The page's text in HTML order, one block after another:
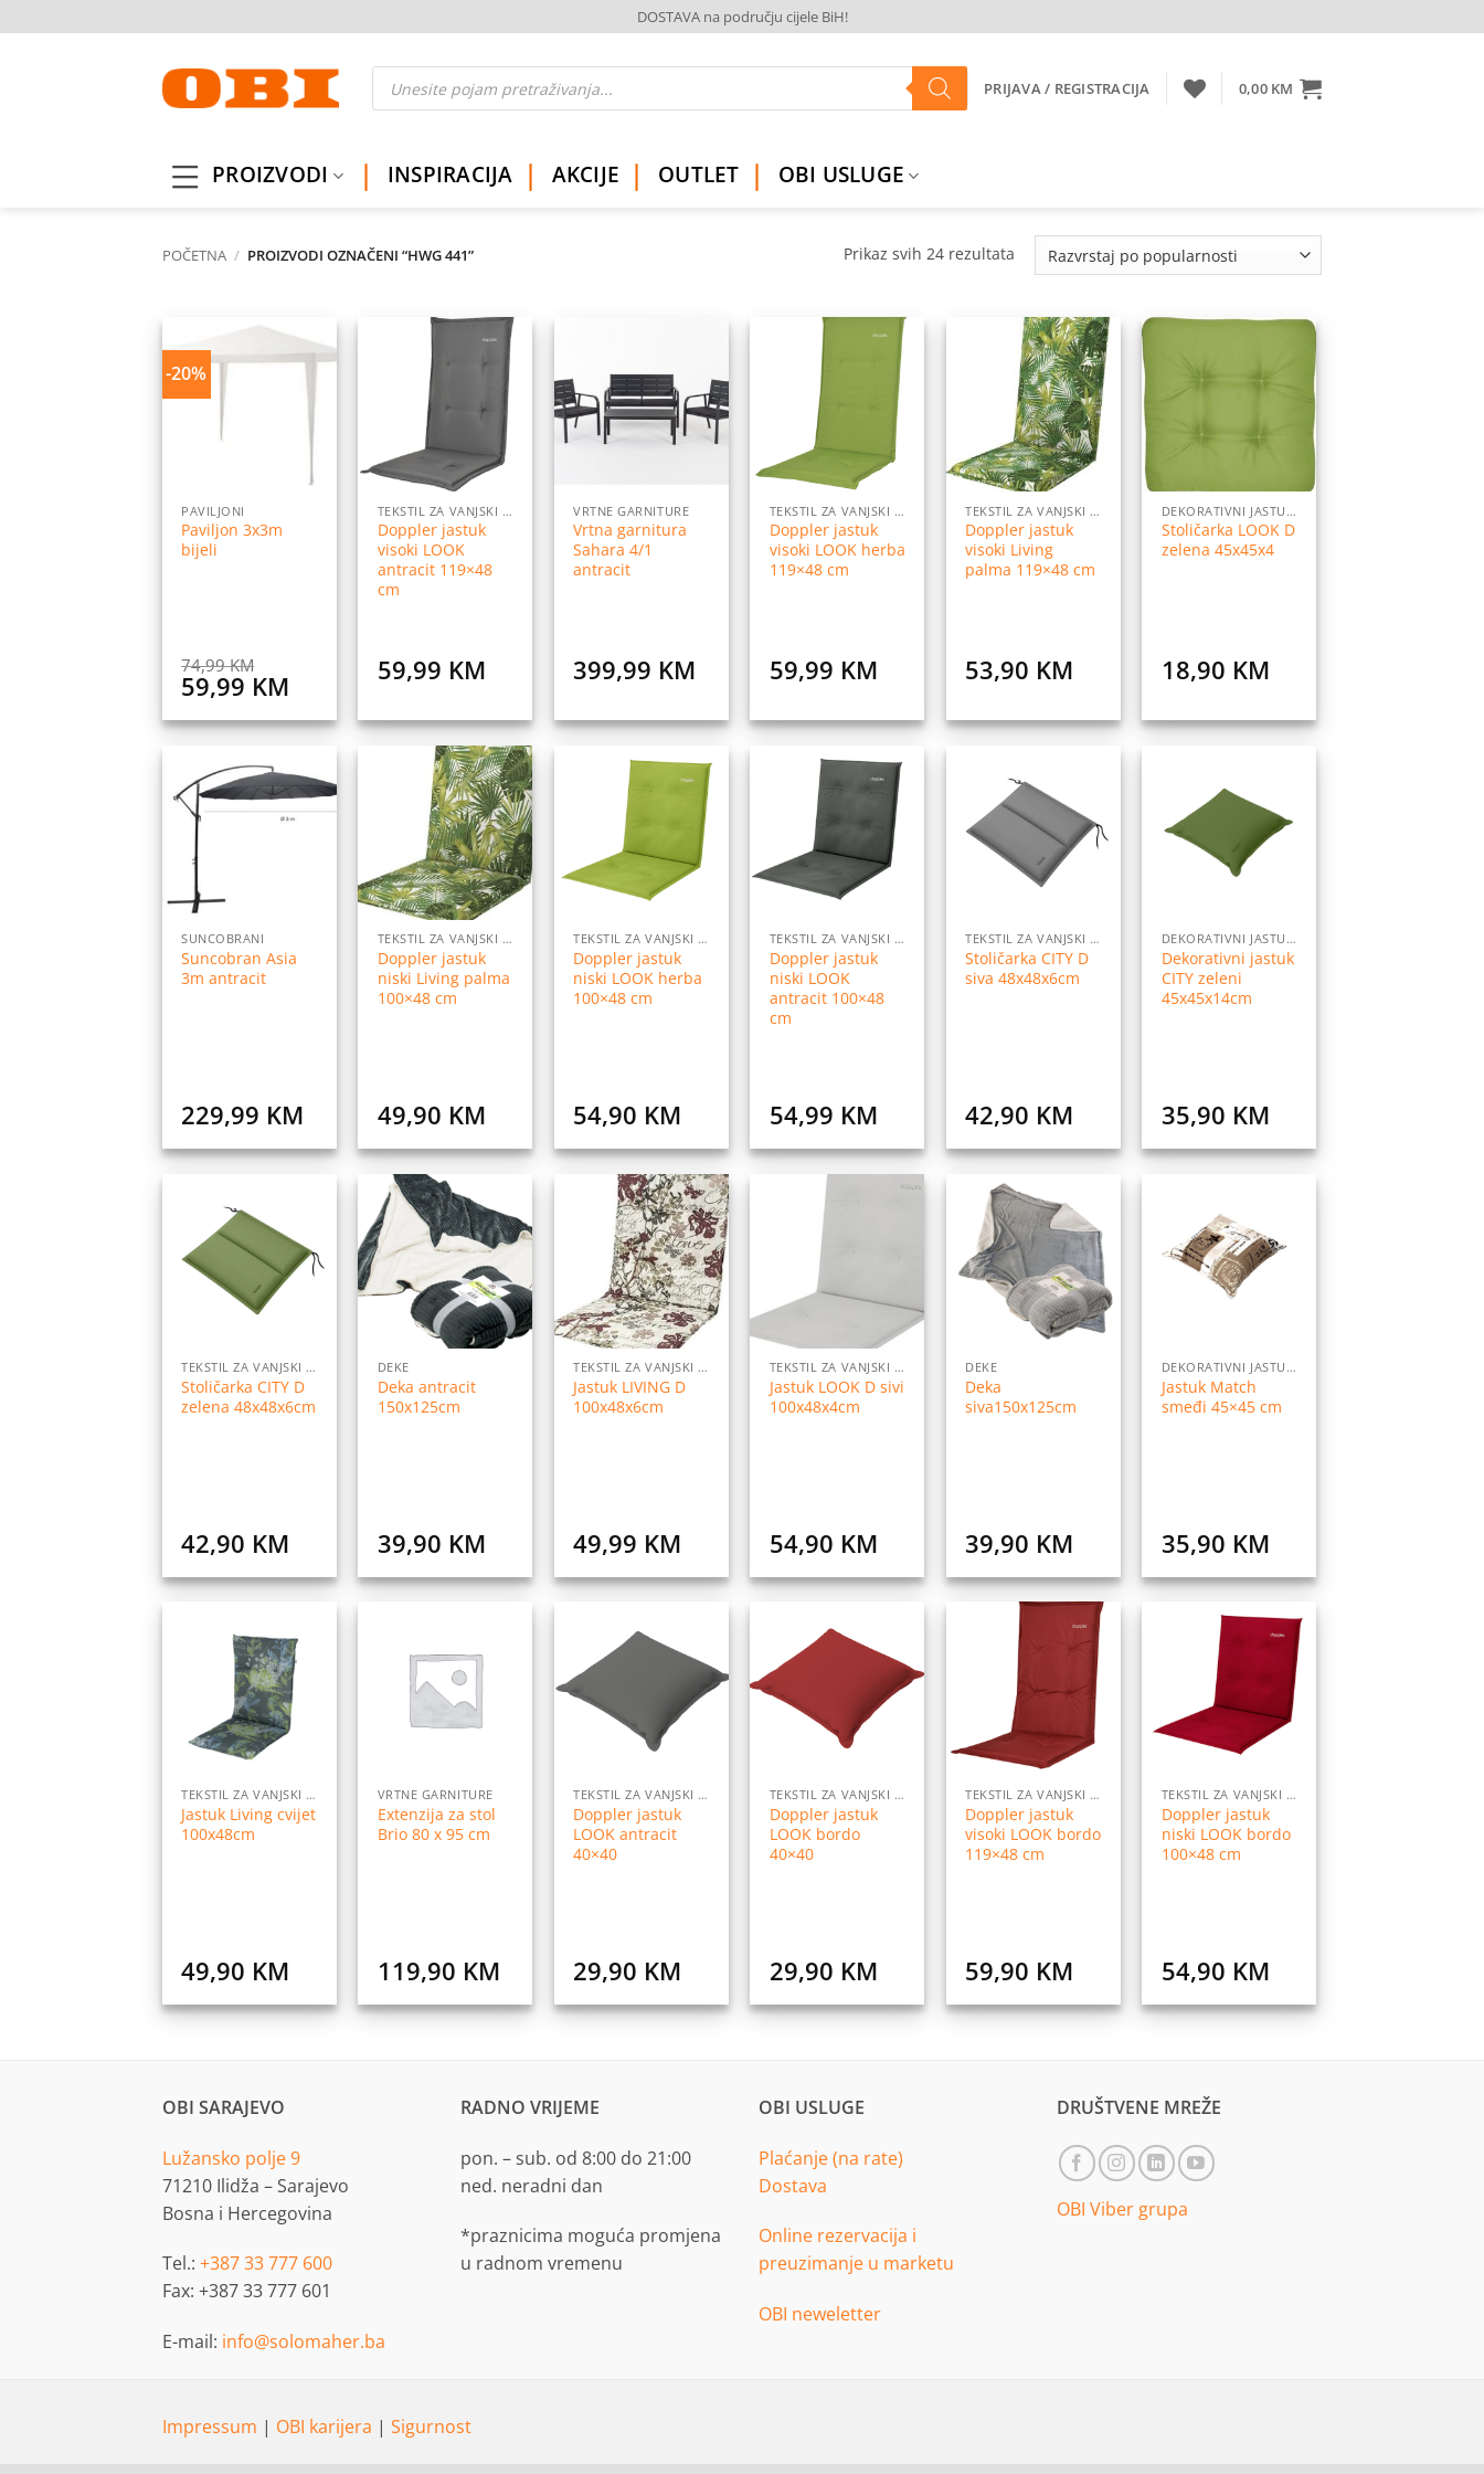
to
DOSTAVA na području cijele BiH!
Products
search PRIJAVA / REGISTRACIJA 0,00 KM
PROIZVODI INSPIRACIJA AKCIJE OUTLET OBI USLUGE
POČETNA / PROIZVODI OZNAČENI “HWG 441” Prikaz svih 24 rezultataSorted
-20%
PAVILJONI
Paviljon 3x3m
bijeli
74,99KM
Original
price
was:
74,99 KM.
59,99 KM
is:
59,99 KM.
Dodaj
listu
želja
TEKSTIL ZA VANJSKI NAMJEŠTAJ
Doppler jastuk
visoki LOOK
antracit 119×48
cm
59,99 KM
Dodaj
na
listu
želja
VRTNE GARNITURE
Vrtna garnitura
Sahara 4/1
antracit
399,99 KM
Dodaj
listu
želja
TEKSTIL ZA VANJSKI NAMJEŠTAJ
Doppler jastuk
visoki LOOK herba
119×48 cm
59,99 KM
Dodaj
na
listu
želja
TEKSTIL ZA VANJSKI NAMJEŠTAJ
Doppler jastuk
visoki Living
palma 119×48 cm
53,90 KM
DEKORATIVNI JASTUCI
Stoličarka LOOK D
zelena 45x45x4
18,90 KM
na
SUNCOBRANI
Suncobran Asia
3m antracit
229,99 KM
Dodaj
na
listu
želja
TEKSTIL ZA VANJSKI NAMJEŠTAJ
Doppler jastuk
niski Living palma
100×48 cm
49,90 KM
Dodaj
listu
želja
TEKSTIL ZA VANJSKI NAMJEŠTAJ
Doppler jastuk
niski LOOK herba
100×48 cm
54,90 KM
Dodaj
na
listu
želja
TEKSTIL ZA VANJSKI NAMJEŠTAJ
Doppler jastuk
niski LOOK
antracit 100×48
cm
54,99 KM
Dodaj
na
listu
želja
TEKSTIL ZA VANJSKI NAMJEŠTAJ
Stoličarka CITY D
siva 48x48x6cm
42,90 KM
Dodaj
na
listu
DEKORATIVNI JASTUCI
Dekorativni jastuk
CITY zeleni
45x45x14cm
35,90 KM
Dodaj
na
listu
želja
TEKSTIL ZA VANJSKI NAMJEŠTAJ
Stoličarka CITY D
zelena 48x48x6cm
42,90 KM
Dodaj
na
listu
želja
DEKE
Deka antracit
150x125cm
39,90 KM
Dodaj
na
listu
želja
TEKSTIL ZA VANJSKI NAMJEŠTAJ
Jastuk LIVING D
100x48x6cm
49,99 KM
TEKSTIL ZA VANJSKI NAMJEŠTAJ
Jastuk LOOK D sivi
100x48x4cm
54,90 KM
Dodaj
na
listu
želja
DEKE
Deka
siva150x125cm
39,90 KM
Dodaj
na
DEKORATIVNI JASTUCI
Jastuk Match
smeđi 45×45 cm
35,90 KM
Dodaj
na
listu
želja
TEKSTIL ZA VANJSKI NAMJEŠTAJ
Jastuk Living cvijet
100x48cm
49,90 KM
Dodaj
VRTNE GARNITURE
Extenzija za stol
Brio 80 x 95 cm
119,90 KM
Dodaj
listu
želja
TEKSTIL ZA VANJSKI NAMJEŠTAJ
Doppler jastuk
LOOK antracit
40×40
29,90 KM
Dodaj
listu
želja
TEKSTIL ZA VANJSKI NAMJEŠTAJ
Doppler jastuk
LOOK bordo
40×40
29,90 KM
Dodaj
listu
želja
TEKSTIL ZA VANJSKI NAMJEŠTAJ
Doppler jastuk
visoki LOOK bordo
119×48 cm
59,90 KM
Dodaj
listu
želja
TEKSTIL ZA VANJSKI NAMJEŠTAJ
Doppler jastuk
niski LOOK bordo
100×48 cm
54,90 KM
OBI SARAJEVO
Lužansko polje 9
71210 Ilidža – Sarajevo
Bosna i Hercegovina
Tel.: +387 33 777 600
Fax: +387 33 777 601
E-mail: info@solomaher.ba
RADNO VRIJEME
pon. – sub. od 8:00 do 21:00
ned. neradni dan
*praznicima moguća promjena
u radnom vremenu
OBI USLUGE
Plaćanje (na rate)
Dostava
Online rezervacija i
preuzimanje u marketu
OBI neweletter
DRUŠTVENE MREŽE
OBI Viber grupa
Impressum | OBI karijera | Sigurnost